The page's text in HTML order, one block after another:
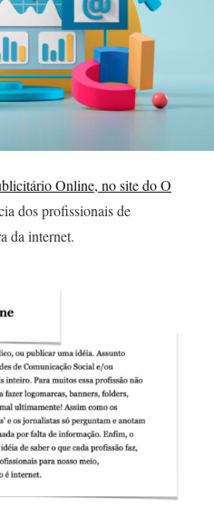
Online, no site do O
dos profissionais de
da internet.